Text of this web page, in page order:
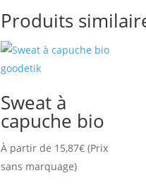
Produits
Sweat à
capuche bio
À partir de 15,87€ (Prix
sans marquage)